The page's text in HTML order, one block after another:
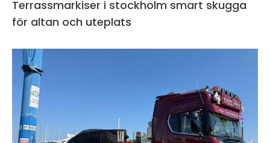
Terrassmarkiser i stockholm smart skugga
för altan och uteplats